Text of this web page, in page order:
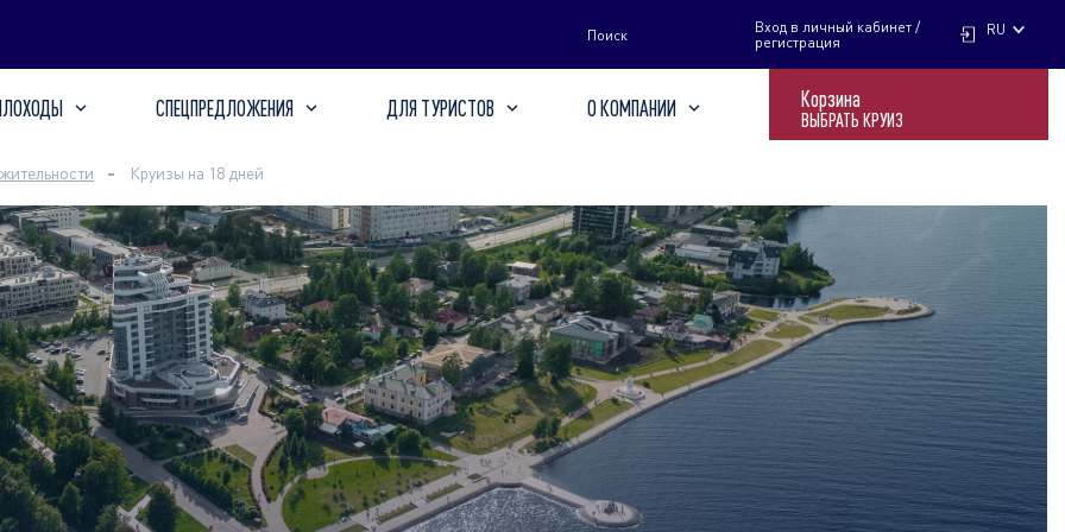
Поиск
Вход в личный кабинет /
регистрация
RU
СПЕЦПРЕДЛОЖЕНИЯ ДЛЯ ТУРИСТОВ О КОМПАНИИ Корзина
ВЫБРАТЬ КРУИЗ
Круизы на 18 дней